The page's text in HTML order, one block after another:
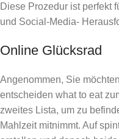
Diese Prozedur ist perfekt
und Social-Media-
Online Glücksrad
Angenommen, Sie
entscheiden what to eat
zweites Lista, um zu
Mahlzeit mitnimmt. Auf